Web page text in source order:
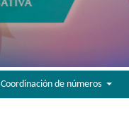
Coordinación de números